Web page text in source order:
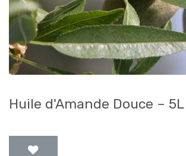
Huile d'Amande Douce –